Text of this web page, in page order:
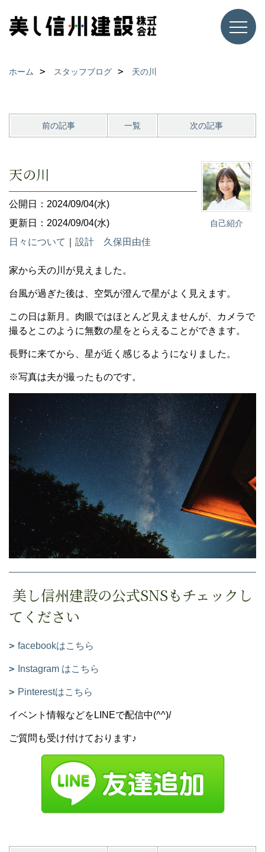
ホーム スタッフブログ 天の川
前の記事 一覧 次の記事
自己紹介
天の川
公開日：2024/09/04(水)
更新日：2024/09/04(水)
日々について
設計 久保田由佳
家から天の川が見えました。
台風が過ぎた後は、空気が澄んで星がよく見えます。
この日は新月。肉眼ではほとんど見えませんが、カメラで
撮るとこのように無数の星をとらえることができます。
長野に来てから、星が近く感じるようになりました。
※写真は夫が撮ったものです。
美し信州建設の公式SNSもチェックし
てください
facebookはこちら
Instagram はこちら
Pinterestはこちら
イベント情報などをLINEで配信中(^^)/
ご質問も受け付けております♪